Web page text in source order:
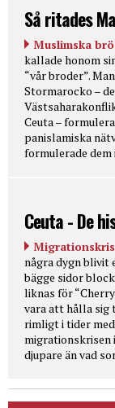
Så ritades
Muslimska
kallade honom
“vår broder”.
Stormarocko –
Ceuta –
panislamiska
formulerade
Ceuta - De
några dygn
bägge sidor
liknas för
vara att hålla sig
rimligt i tider
migrationskrisen
djupare än vad